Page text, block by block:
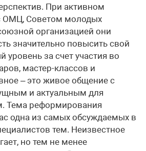
При активном
ОМЦ, Советом молодых
организацией они
значительно повысить свой
уровень за счет участия во
мастер-классов и
– это живое общение с
и актуальным для
Тема реформирования
одна из самых обсуждаемых в
тем. Неизвестное
но тем не менее